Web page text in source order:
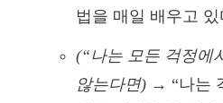
법을 매일 배우고 있
(“나는 모든 걱정에
않는다면) → “나는